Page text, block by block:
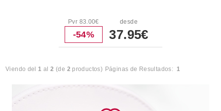
Pvr 83.00€
-54%
desde
37.95€
Viendo del1 al2 (de 2 productos) Páginas de Resultados: 1